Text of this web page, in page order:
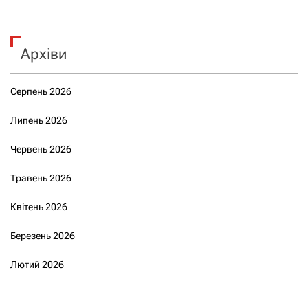
Архіви
Серпень 2026
Липень 2026
Червень 2026
Травень 2026
Квітень 2026
Березень 2026
Лютий 2026